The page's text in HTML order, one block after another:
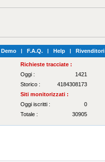
Demo | F.A.Q. | Help | Rivenditori
Richieste tracciate :
Oggi :
1421
Storico :
4184308173
Siti monitorizzati :
Oggi iscritti :
0
Totale :
30905